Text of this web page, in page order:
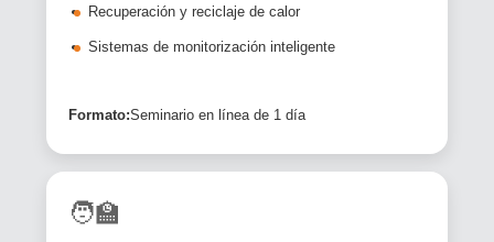
Recuperación y reciclaje de calor
Sistemas de monitorización inteligente
Formato:Seminario en línea de 1 día
🧑‍🏫